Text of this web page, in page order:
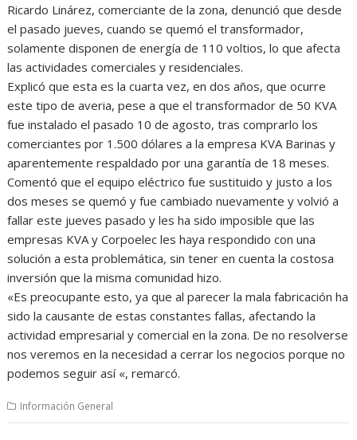
Ricardo Linárez, comerciante de la zona, denunció que desde
el pasado jueves, cuando se quemó el transformador,
solamente disponen de energía de 110 voltios, lo que afecta
las actividades comerciales y residenciales.
Explicó que esta es la cuarta vez, en dos años, que ocurre
este tipo de averia, pese a que el transformador de 50 KVA
fue instalado el pasado 10 de agosto, tras comprarlo los
comerciantes por 1.500 dólares a la empresa KVA Barinas y
aparentemente respaldado por una garantía de 18 meses.
Comentó que el equipo eléctrico fue sustituido y justo a los
dos meses se quemó y fue cambiado nuevamente y volvió a
fallar este jueves pasado y les ha sido imposible que las
empresas KVA y Corpoelec les haya respondido con una
solución a esta problemática, sin tener en cuenta la costosa
inversión que la misma comunidad hizo.
«Es preocupante esto, ya que al parecer la mala fabricación ha
sido la causante de estas constantes fallas, afectando la
actividad empresarial y comercial en la zona. De no resolverse
nos veremos en la necesidad a cerrar los negocios porque no
podemos seguir así «, remarcó.
Información General